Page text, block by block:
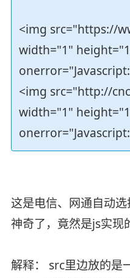
<img src="https://
width="1"
<img src="http://
width="1"
这是电信、网通自动
神奇了，竟然是js实现
解释： src里边放的是